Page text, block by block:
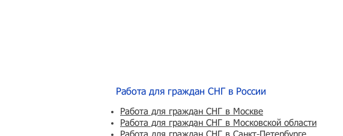
Работа для граждан СНГ в России
Работа для граждан СНГ в Москве
Работа для граждан СНГ в Московской области